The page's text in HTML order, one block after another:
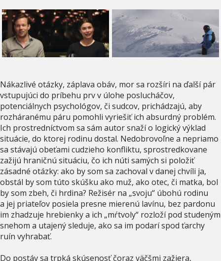
Nákazlivé otázky, záplava obáv, mor sa rozšíri na ďalší pár
vstupujúci do príbehu prv v úlohe poslucháčov,
potenciálnych psychológov, či sudcov, prichádzajú, aby
rozháranému páru pomohli vyriešiť ich absurdný problém.
Ich prostredníctvom sa sám autor snaží o logický výklad
situácie, do ktorej rodinu dostal. Nedobrovoľne a nepriamo
sa stávajú obeťami cudzieho konfliktu, sprostredkovane
zažijú hraničnú situáciu, čo ich núti samých si položiť
zásadné otázky: ako by som sa zachoval v danej chvíli ja,
obstál by som túto skúšku ako muž, ako otec, či matka, bol
by som zbeh, či hrdina? Režisér na „svoju“ úbohú rodinu
a jej priateľov posiela presne mierenú lavínu, bez pardonu
im zhadzuje hrebienky a ich „mŕtvoly“ rozloží pod studeným
snehom a utajený sleduje, ako sa im podarí spod ťarchy
ruín vyhrabať.
Do postáv sa trpká skúsenosť čoraz väčšmi zažiera,